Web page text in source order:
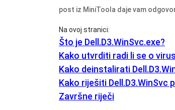
post iz MiniToola daje vam
Na ovoj stranici:
Što je Dell.D3.WinSvc.exe?
Kako utvrditi radi li se o
Kako deinstalirati
Kako riješiti
Završne riječi